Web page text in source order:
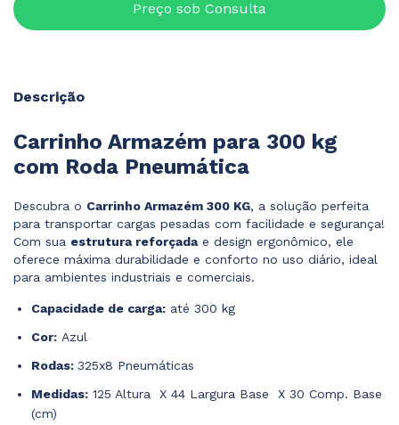
Descrição
Carrinho Armazém para 300 kg
com Roda Pneumática
Descubra o Carrinho Armazém 300 KG, a solução perfeita
para transportar cargas pesadas com facilidade e segurança!
Com sua estrutura reforçadae design ergonômico, ele
oferece máxima durabilidade e conforto no uso diário, ideal
para ambientes industriais e comerciais.
Capacidade de carga: até 300 kg
Cor: Azul
Rodas: 325x8 Pneumáticas
Medidas: 125 Altura X 44 Largura Base X 30 Comp. Base
(cm)